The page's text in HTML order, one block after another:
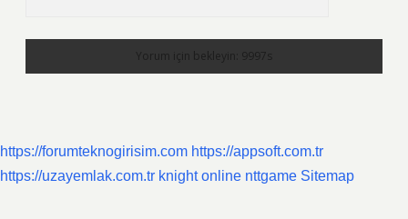
https://forumteknogirisim.com https://appsoft.com.tr
https://uzayemlak.com.tr knight online nttgame Sitemap